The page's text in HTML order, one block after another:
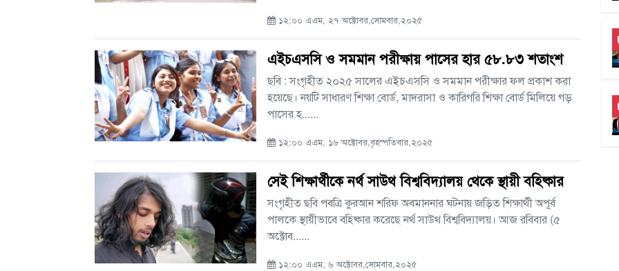
১২:০০ এএম, ২৭ অক্টোবর,সোমবার,২০২৫
এইচএসসি ও সমমান পরীক্ষায় পাসের হার ৫৮.৮৩ শতাংশ
ছবি : সংগৃহীত ২০২৫ সালের এইচএসসি ও সমমান পরীক্ষার ফল প্রকাশ করা
হয়েছে। নয়টি সাধারণ শিক্ষা বোর্ড, মাদরাসা ও কারিগরি শিক্ষা বোর্ড মিলিয়ে গড়
পাসের হ......
১২:০০ এএম, ১৬ অক্টোবর,বৃহস্পতিবার,২০২৫
সেই শিক্ষার্থীকে নর্থ সাউথ বিশ্ববিদ্যালয় থেকে স্থায়ী বহিষ্কার
সংগৃহীত ছবি পবত্রি কুরআন শরিফ অবমাননার ঘটনায় জড়িত শিক্ষার্থী অপূর্ব
পালকে স্থায়ীভাবে বহিষ্কার করেছে নর্থ সাউথ বিশ্ববিদ্যালয়। আজ রবিবার (৫
অক্টোব......
১২:০০ এএম, ৬ অক্টোবর,সোমবার,২০২৫